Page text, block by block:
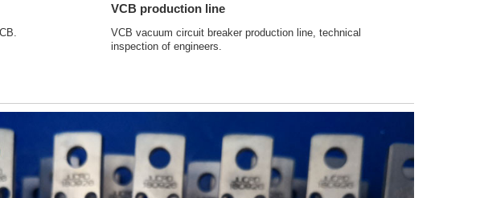
VCB production line
VCB vacuum circuit breaker production line, technical
inspection of engineers.